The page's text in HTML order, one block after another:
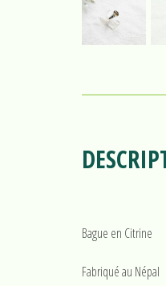
Bague en Citrine
Fabriqué au Népal